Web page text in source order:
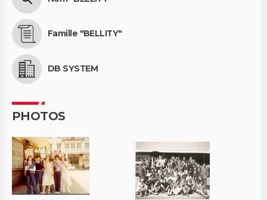
Famille "BELLITY"
DB SYSTEM
PHOTOS